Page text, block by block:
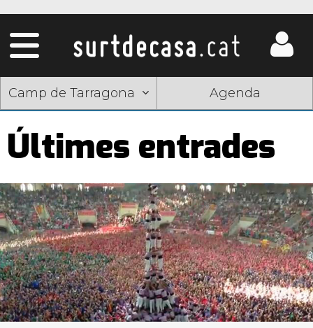
Camp de Tarragona Agenda
Últimes entrades
Pàgines